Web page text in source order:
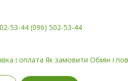
53-44 (096) 502-53-44
і оплата Як замовити Обмін і